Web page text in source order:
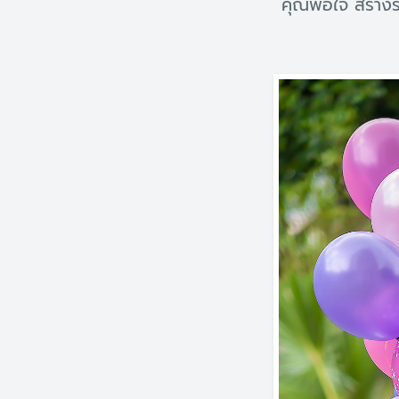
คุณพอใจ สร้าง